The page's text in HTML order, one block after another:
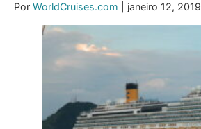
Por WorldCruises.com | janeiro 12, 2019